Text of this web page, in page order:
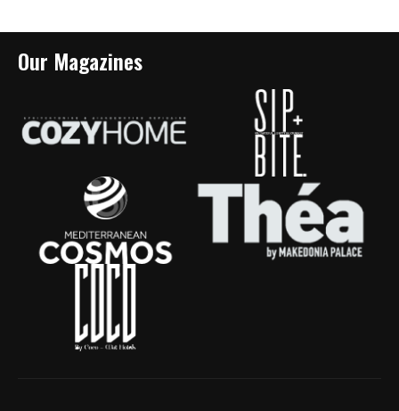
Our Magazines